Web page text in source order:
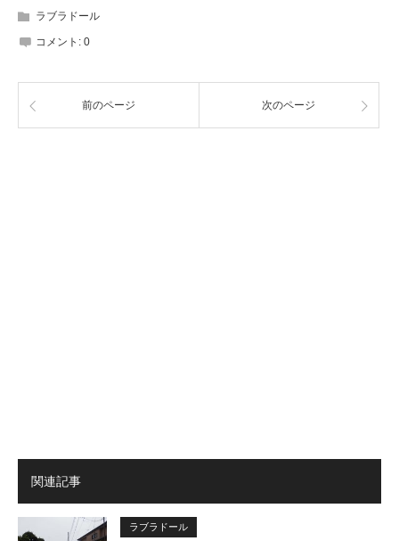
ラブラドール
コメント: 0
前のページ 次のページ
関連記事
ラブラドール